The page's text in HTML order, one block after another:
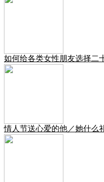
如何给各类女性朋友选择二
情人节送心爱的他／她什么